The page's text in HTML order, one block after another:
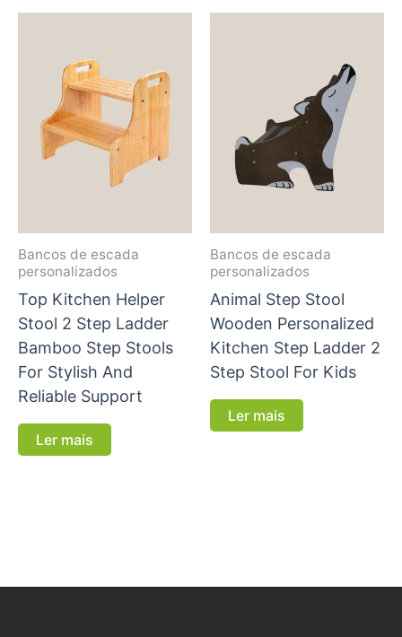
Bancos de escada
personalizados
Top Kitchen Helper
Stool 2 Step Ladder
Bamboo Step Stools
For Stylish And
Reliable Support
Ler mais
Bancos de escada
personalizados
Animal Step Stool
Wooden Personalized
Kitchen Step Ladder 2
Step Stool For Kids
Ler mais